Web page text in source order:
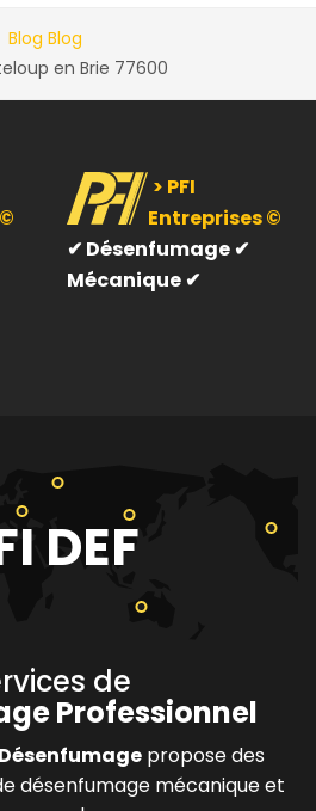
Blog Blog
en Brie 77600
> PFI
Entreprises ©
✔ Désenfumage ✔
Mécanique ✔
DEF
de
Professionnel
Désenfumage propose des
désenfumage mécanique et